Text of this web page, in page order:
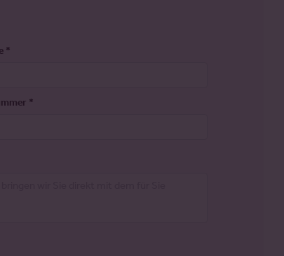
*
*